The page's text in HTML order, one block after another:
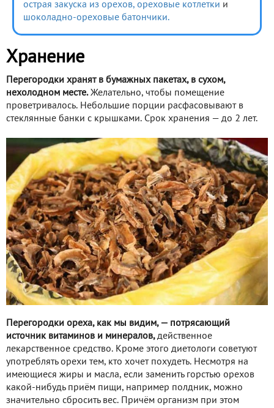
острая закуска из орехов, ореховые котлетки и
шоколадно-ореховые батончики.
Хранение
Перегородки хранят в бумажных пакетах, в сухом,
нехолодном месте.Желательно, чтобы помещение
проветривалось. Небольшие порции расфасовывают в
стеклянные банки с крышками. Срок хранения — до 2 лет.
Перегородки ореха, как мы видим, — потрясающий
источник витаминов и минералов,действенное
лекарственное средство. Кроме этого диетологи советуют
употреблять орехи тем, кто хочет похудеть. Несмотря на
имеющиеся жиры и масла, если заменить горстью орехов
какой-нибудь приём пищи, например полдник, можно
значительно сбросить вес. Причём организм при этом